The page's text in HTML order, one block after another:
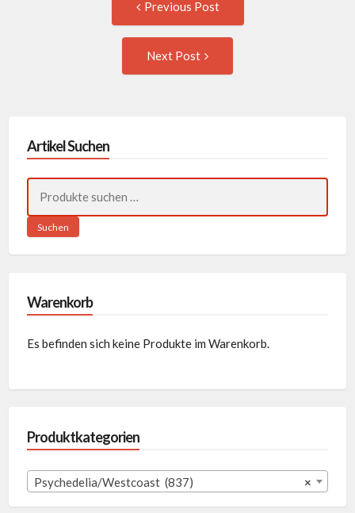
navigation
Previous Post
Next Post
Artikel Suchen
nach:
Suchen
Warenkorb
Es befinden sich keine Produkte im Warenkorb.
Produktkategorien
×
Psychedelia/Westcoast (837)